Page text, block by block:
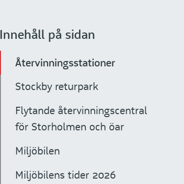
Innehåll på sidan
Återvinningsstationer
Stockby returpark
Flytande återvinningscentral
för Storholmen och öar
Miljöbilen
Miljöbilens tider 2026